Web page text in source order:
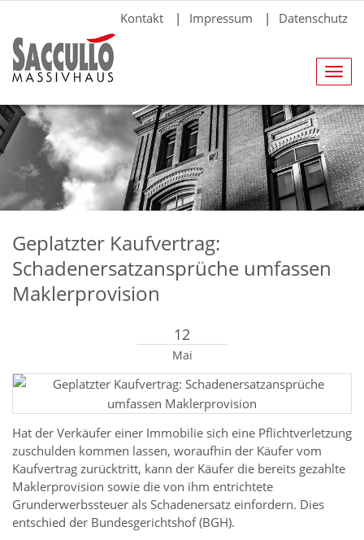
Kontakt | Impressum | Datenschutz
Geplatzter Kaufvertrag:
Schadenersatzansprüche umfassen
Maklerprovision
12
Mai
Hat der Verkäufer einer Immobilie sich eine Pflichtverletzung
zuschulden kommen lassen, woraufhin der Käufer vom
Kaufvertrag zurücktritt, kann der Käufer die bereits gezahlte
Maklerprovision sowie die von ihm entrichtete
Grunderwerbssteuer als Schadenersatz einfordern. Dies
entschied der Bundesgerichtshof (BGH).